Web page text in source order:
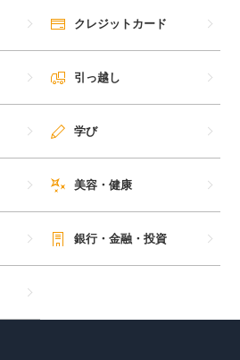
クレジットカード
引っ越し
学び
美容・健康
銀行・金融・投資